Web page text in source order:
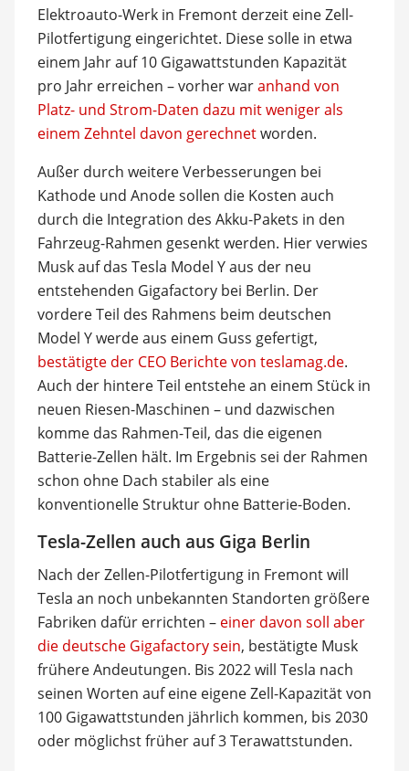
Elektroauto-Werk in Fremont derzeit eine Zell-
Pilotfertigung eingerichtet. Diese solle in etwa
einem Jahr auf 10 Gigawattstunden Kapazität
pro Jahr erreichen – vorher waranhand von
Platz- und Strom-Daten dazu mit weniger als
einem Zehntel davon gerechnetworden.
Außer durch weitere Verbesserungen bei
Kathode und Anode sollen die Kosten auch
durch die Integration des Akku-Pakets in den
Fahrzeug-Rahmen gesenkt werden. Hier verwies
Musk auf das Tesla Model Y aus der neu
entstehenden Gigafactory bei Berlin. Der
vordere Teil des Rahmens beim deutschen
Model Y werde aus einem Guss gefertigt,
bestätigte der CEO Berichte von teslamag.de.
Auch der hintere Teil entstehe an einem Stück in
neuen Riesen-Maschinen – und dazwischen
komme das Rahmen-Teil, das die eigenen
Batterie-Zellen hält. Im Ergebnis sei der Rahmen
schon ohne Dach stabiler als eine
konventionelle Struktur ohne Batterie-Boden.
Tesla-Zellen auch aus Giga Berlin
Nach der Zellen-Pilotfertigung in Fremont will
Tesla an noch unbekannten Standorten größere
Fabriken dafür errichten – einer davon soll aber
die deutsche Gigafactory sein, bestätigte Musk
frühere Andeutungen. Bis 2022 will Tesla nach
seinen Worten auf eine eigene Zell-Kapazität von
100 Gigawattstunden jährlich kommen, bis 2030
oder möglichst früher auf 3 Terawattstunden.